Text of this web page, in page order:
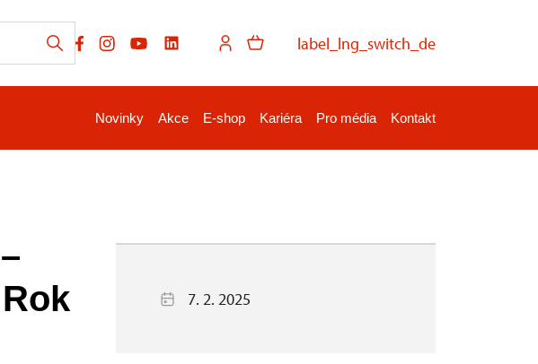
label_lng_switch_de
Novinky Akce E-shop Kariéra Pro média Kontakt
7. 2. 2025